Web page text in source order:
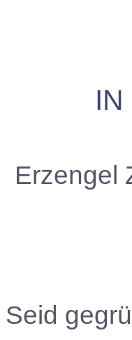
IN
Erzengel
Seid